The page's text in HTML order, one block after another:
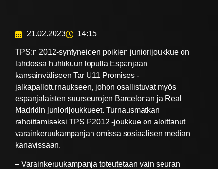
21.02.2023 14:15
TPS:n 2012-syntyneiden poikien juniorijoukkue on
lähdössä huhtikuun lopulla Espanjaan
kansainväliseen Tar U11 Promises -
jalkapalloturnaukseen, johon osallistuvat myös
espanjalaisten suurseurojen Barcelonan ja Real
Madridin juniorijoukkueet. Turnausmatkan
rahoittamiseksi TPS P2012 -joukkue on aloittanut
varainkeruukampanjan omissa sosiaalisen median
kanavissaan.
– Varainkeruukampanja toteutetaan vain seuran